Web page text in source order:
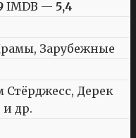
IMDB — 5,4
Зарубежные
Дерек
др.